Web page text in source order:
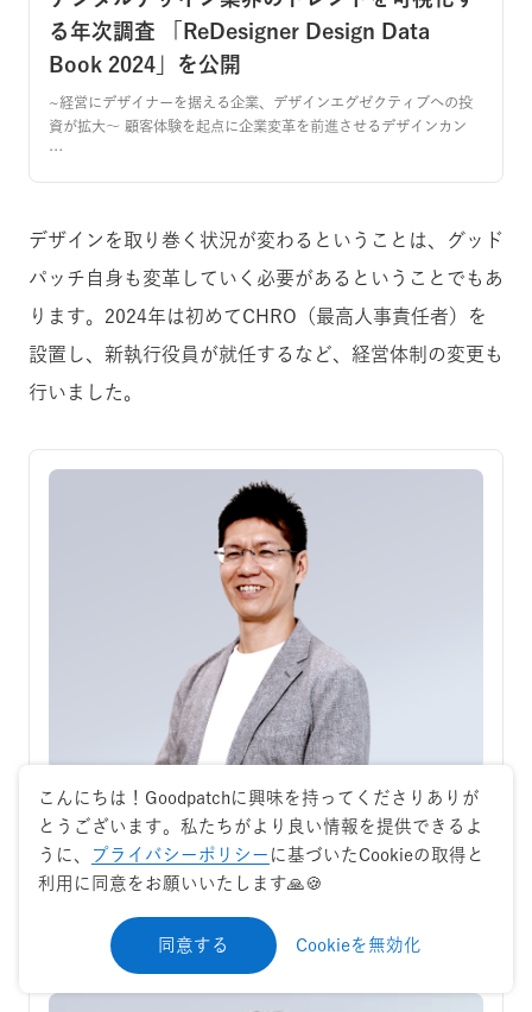
る年次調査 「ReDesigner Design Data
Book 2024」を公開
~経営にデザイナーを据える企業、デザインエグゼクティブへの投
資が拡大〜 顧客体験を起点に企業変革を前進させるデザインカン
…
デザインを取り巻く状況が変わるということは、グッド
パッチ自身も変革していく必要があるということでもあ
ります。2024年は初めてCHRO（最高人事責任者）を
設置し、新執行役員が就任するなど、経営体制の変更も
行いました。
グッドパッチ、初のCHRO（最高人事責任
者）を設置
〜新執行役員 CHROに井出 日彦が就任、経営体制を一部変更〜 顧
こんにちは！Goodpatchに興味を持ってくださりありが
とうございます。私たちがより良い情報を提供できるよ
うに、
プライバシーポリシー に基づいたCookieの取得と
利用に同意をお願いいたします🙏🍪
同意する Cookieを無効化